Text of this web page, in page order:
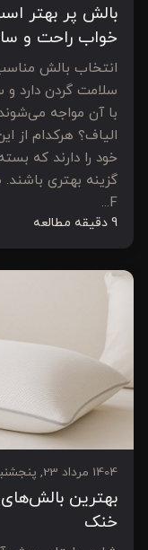
بالش پر بهتر
خواب راحت و
انتخاب بالش
سلامت گردن دارد و
با آن مواجه
الیاف؟ هرکدام از
خود را دارند که
F...
9 دقیقه مطالعه
1404 مرداد 23, پنجشنبه
بهترین
خنک